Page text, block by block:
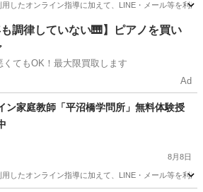
したオンライン指導に加えて、LINE・メール等を利
無料
も調律していない🎹】ピアノを買い
くてもOK！最大限買取します
Ad
ン家庭教師「平沼橋学問所」無料体験授
8月8日
したオンライン指導に加えて、LINE・メール等を利